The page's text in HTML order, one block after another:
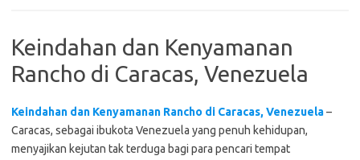
Keindahan dan Kenyamanan
Rancho di Caracas, Venezuela
Keindahan dan Kenyamanan Rancho di Caracas, Venezuela–
Caracas, sebagai ibukota Venezuela yang penuh kehidupan,
menyajikan kejutan tak terduga bagi para pencari tempat